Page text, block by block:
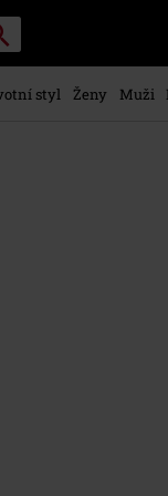
styl Ženy Muži